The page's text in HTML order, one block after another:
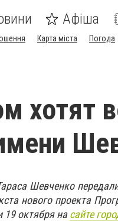
Афіша
Карта міста Погода
хотят
Шевченко
нового проекта
19 октября насайте